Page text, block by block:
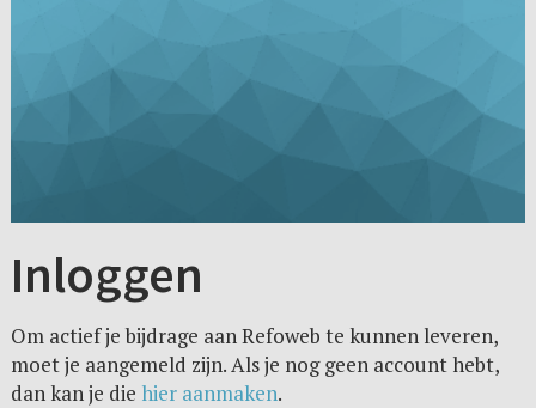
Inloggen
Om actief je bijdrage aan Refoweb te kunnen leveren,
moet je aangemeld zijn. Als je nog geen account hebt,
dan kan je die hier aanmaken.